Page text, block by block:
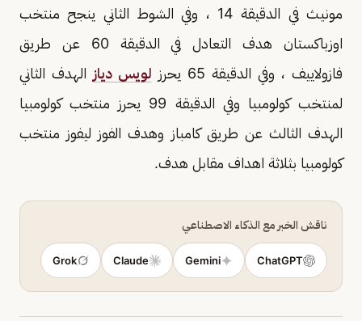
مونيث في الدقيقة 14 ، وفي الشوط الثاني ينجح منتخب
اوزباكستان هدف التعادل في الدقيقة 60 عن طريق
فازولاييف ، وفي الدقيقة 65 يحرز
لويس دياز الهدف الثاني
لمنتخب كولومبيا وفي الدقيقة 99 يحرز منتخب كولومبيا
الهدف الثالث عن طريق كامباز وهدف الفوز ليفوز منتخب
كولومبيا بثلاثة اهداف مقابل هدف.
ناقش الخبر مع الذكاء الاصطناعي
ChatGPT
Gemini
Claude
Grok